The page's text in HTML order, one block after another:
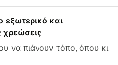
εξωτερικό και
χρεώσεις
να πιάνουν τόπο, όπου κι